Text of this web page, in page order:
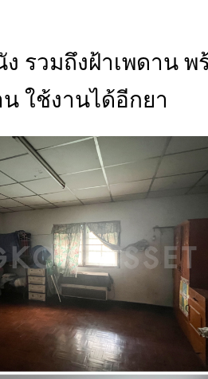
รวมถึงฝ้าเพดาน
ใช้งานได้อีกยา